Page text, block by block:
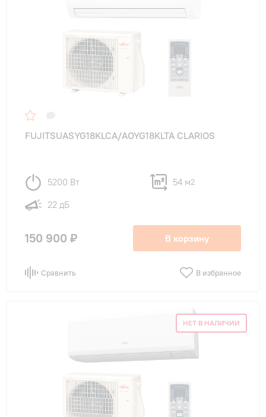
FUJITSUASYG18KLCA/AOYG18KLTA CLARIOS
5200 Вт 54 м2
22 дБ
150 900 ₽ В корзину
Сравнить В избранное
НЕТ В НАЛИЧИИ